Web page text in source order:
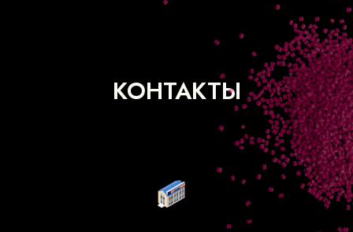
КОНТАКТЫ